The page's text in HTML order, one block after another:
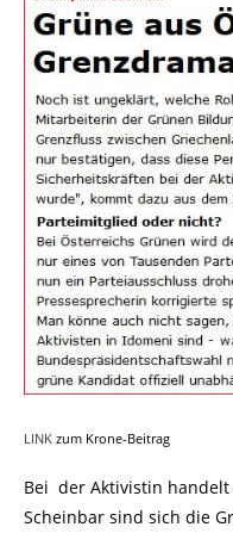
LINK zum Krone-Beitrag
Bei der Aktivistin
Scheinbar sind sich die